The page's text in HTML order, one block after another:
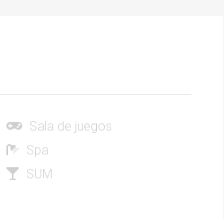
Sala de juegos
Spa
SUM